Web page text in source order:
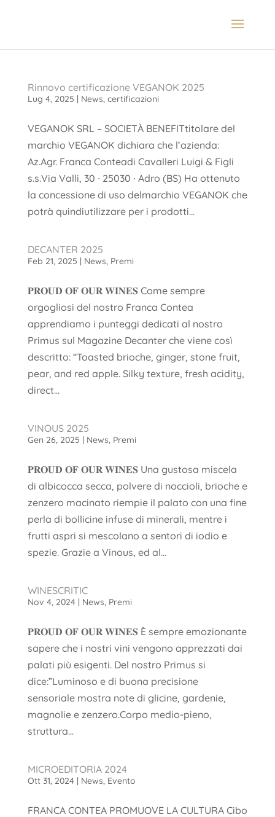
Rinnovo certificazione VEGANOK 2025
Lug 4, 2025 | News, certificazioni
VEGANOK SRL – SOCIETÀ BENEFITtitolare del
marchio VEGANOK dichiara che l’azienda:
Az.Agr. Franca Conteadi Cavalleri Luigi & Figli
s.s.Via Valli, 30 ∙ 25030 ∙ Adro (BS) Ha ottenuto
la concessione di uso delmarchio VEGANOK che
potrà quindiutilizzare per i prodotti...
DECANTER 2025
Feb 21, 2025 | News, Premi
𝐏𝐑𝐎𝐔𝐃 𝐎𝐅 𝐎𝐔𝐑 𝐖𝐈𝐍𝐄𝐒 Come sempre
orgogliosi del nostro Franca Contea
apprendiamo i punteggi dedicati al nostro
Primus sul Magazine Decanter che viene così
descritto: “Toasted brioche, ginger, stone fruit,
pear, and red apple. Silky texture, fresh acidity,
direct...
VINOUS 2025
Gen 26, 2025 | News, Premi
𝐏𝐑𝐎𝐔𝐃 𝐎𝐅 𝐎𝐔𝐑 𝐖𝐈𝐍𝐄𝐒 Una gustosa miscela
di albicocca secca, polvere di noccioli, brioche e
zenzero macinato riempie il palato con una fine
perla di bollicine infuse di minerali, mentre i
frutti aspri si mescolano a sentori di iodio e
spezie. Grazie a Vinous, ed al...
WINESCRITIC
Nov 4, 2024| News, Premi
𝐏𝐑𝐎𝐔𝐃 𝐎𝐅 𝐎𝐔𝐑 𝐖𝐈𝐍𝐄𝐒 È sempre emozionante
sapere che i nostri vini vengono apprezzati dai
palati più esigenti. Del nostro Primus si
dice:”Luminoso e di buona precisione
sensoriale mostra note di glicine, gardenie,
magnolie e zenzero.Corpo medio-pieno,
struttura...
MICROEDITORIA 2024
Ott 31, 2024| News, Evento
FRANCA CONTEA PROMUOVE LA CULTURA Cibo